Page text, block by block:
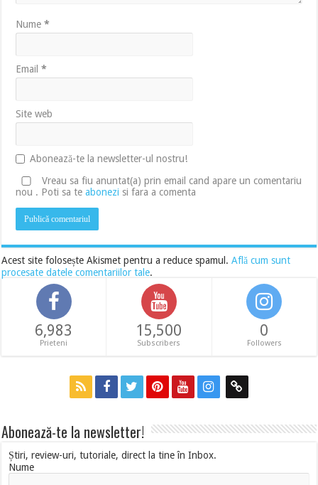
Nume*
Email*
Site web
Abonează-te la newsletter-ul nostru!
Vreau sa fiu anuntat(a) prin email cand apare un comentariu
nou . Poti sa teabonezi si fara a comenta
Acest site folosește Akismet pentru a reduce spamul.Află cum sunt
procesate datele comentariilor tale.
6,983
Prieteni
15,500
Subscribers
0
Followers
Abonează-te la newsletter!
Știri, review-uri, tutoriale, direct la tine în Inbox.
Nume